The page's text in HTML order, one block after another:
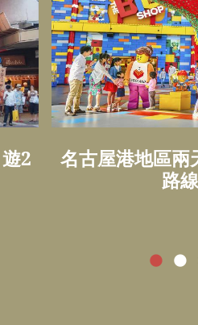
2
名古屋港地區兩
路線